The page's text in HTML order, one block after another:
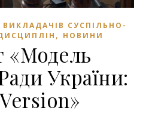
СУСПІЛЬНО-
, НОВИНИ
«Модель
України: